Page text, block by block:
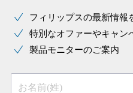
フィリップスの最新情報
特別なオファーやキャン
製品モニターのご案内
お名前(姓)